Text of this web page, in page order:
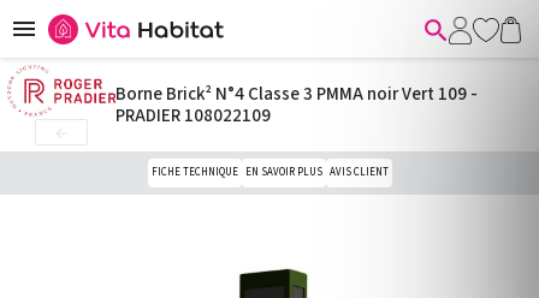
 
Borne Brick² N°4 Classe 3 PMMA noir Vert 109 -
PRADIER 108022109
FICHE TECHNIQUE EN SAVOIR PLUS AVIS CLIENT